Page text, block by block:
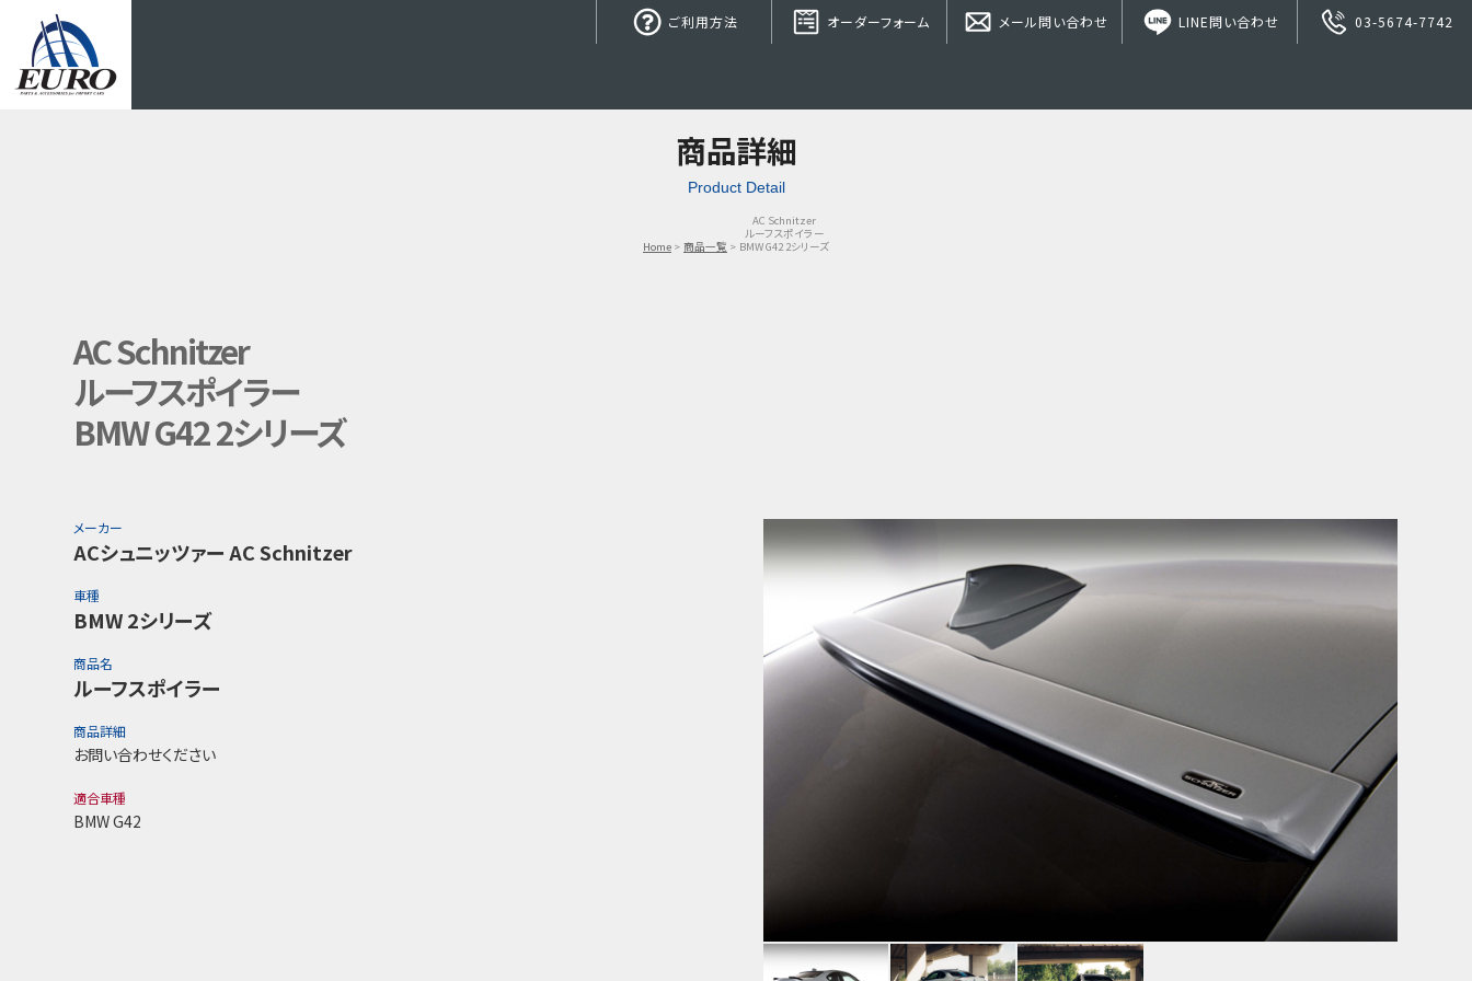
ご利用方法 オーダーフォーム メール問い合わせ LINE問い合わせ 03-5674-7742
商品詳細
Product Detail
Home 商品一覧
AC Schnitzer
ルーフスポイラー
BMW G42 2シリーズ
AC Schnitzer
ルーフスポイラー
BMW G42 2シリーズ
メーカー
ACシュニッツァー AC Schnitzer
車種
BMW 2シリーズ
商品名
ルーフスポイラー
商品詳細
お問い合わせください
適合車種
BMW G42